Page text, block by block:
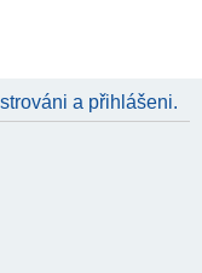
a přihlášeni.